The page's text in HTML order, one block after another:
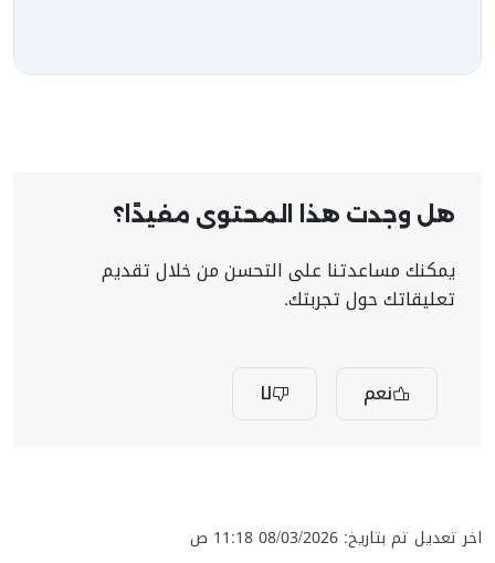
هل وجدت هذا المحتوى مفيدًا؟
يمكنك مساعدتنا على التحسن من خلال تقديم
تعليقاتك حول تجربتك.
نعم لا
اخر تعديل تم بتاريخ: 08/03/2026 11:18 ص